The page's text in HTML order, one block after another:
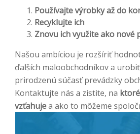
Používajte výrobky až do
Recyklujte ich
Znovu ich využite ako nové
Našou ambíciou je rozšíriť
ďalších maloobchodníkov a
prirodzenú súčasť prevádzky
Kontaktujte nás a zistite, na
vzťahujea ako to môžeme